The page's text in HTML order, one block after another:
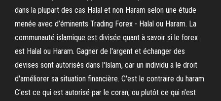
dans la plupart des cas Halal et non Haram selon une étude
menée avec d’éminents Trading Forex - Halal ou Haram. La
communauté islamique est divisée quant à savoir si le forex
est Halal ou Haram. Gagner de l'argent et échanger des
devises sont autorisés dans l'Islam, car un individu a le droit
d'améliorer sa situation financière. C'est le contraire du haram.
C'est ce qui est autorisé par le coran, ou plutôt ce qui n'est